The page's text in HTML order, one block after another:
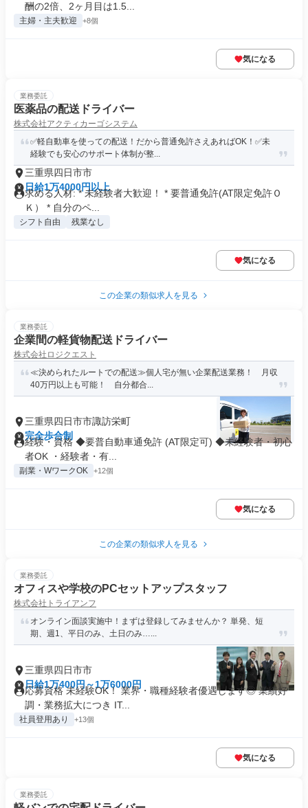
酬の2倍、2ヶ月目は1.5...
主婦・主夫歓迎 +8個
気になる
業務委託
医薬品の配送ドライバー
株式会社アクティカーゴシステム
✅軽自動車を使っての配送！だから普通免許さえあればOK！✅未
経験でも安心のサポート体制が整...
三重県四日市市
日給1万4000円以上
求める人材: * 未経験者大歓迎！ * 要普通免許(AT限定免許Ｏ
Ｋ） * 自分のペ...
シフト自由 残業なし
気になる
この企業の類似求人を見る
業務委託
企業間の軽貨物配送ドライバー
株式会社ロジクエスト
≪決められたルートでの配送≫個人宅が無い企業配送業務！ 月収
40万円以上も可能！ 自分都合...
三重県四日市市諏訪栄町
完全歩合制
経験・資格 ◆要普自動車通免許 (AT限定可) ◆未経験者・初心
者OK ・経験者・有...
副業・WワークOK +12個
気になる
この企業の類似求人を見る
業務委託
オフィスや学校のPCセットアップスタッフ
株式会社トライアンフ
オンライン面談実施中！まずは登録してみませんか？ 単発、短
期、週1、平日のみ、土日のみ…...
三重県四日市市
日給1万400円～1万6000円
応募資格 未経験OK！ 業界・職種経験者優遇します◎ 業績好
調・業務拡大につき IT...
社員登用あり +13個
気になる
業務委託